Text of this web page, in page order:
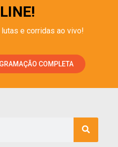
e corridas ao vivo!
COMPLETA